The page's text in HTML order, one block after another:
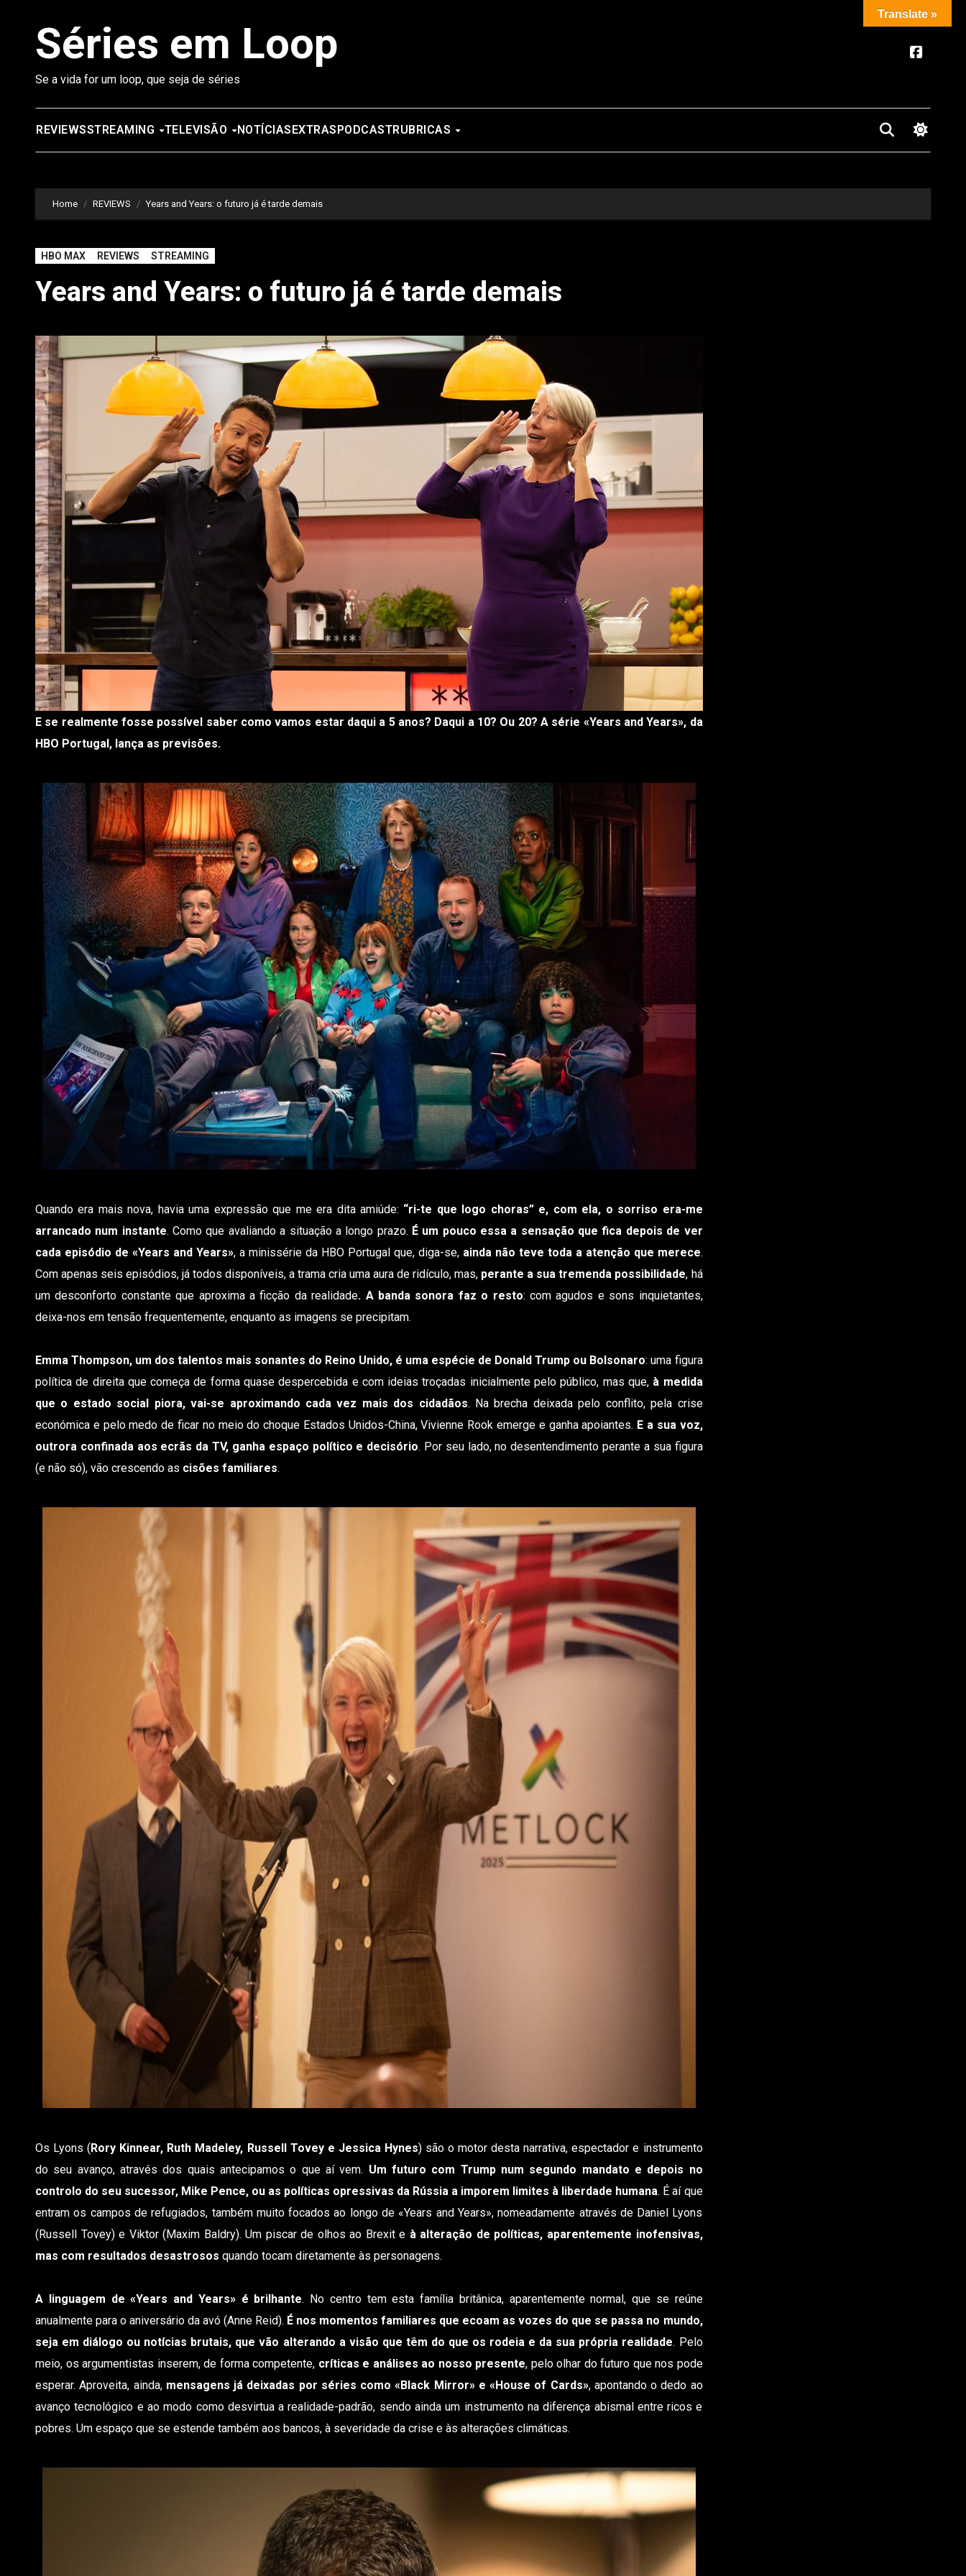
Séries em Loop
Se a vida for um loop, que seja de séries
REVIEWSSTREAMING TELEVISÃO NOTÍCIASEXTRASPODCASTRUBRICAS
Home REVIEWS Years and Years: o futuro já é tarde demais
HBO MAX REVIEWS STREAMING
Years and Years: o futuro já é tarde demais
E se realmente fosse possível saber como vamos estar daqui a 5 anos? Daqui a 10? Ou 20? A série «Years and Years», da
HBO Portugal, lança as previsões.
Quando era mais nova, havia uma expressão que me era dita amiúde: “ri-te que logo choras” e, com ela, o sorriso era-me
arrancado num instante. Como que avaliando a situação a longo prazo. É um pouco essa a sensação que fica depois de ver
cada episódio de «Years and Years», a minissérie da HBO Portugal que, diga-se,ainda não teve toda a atenção que merece.
Com apenas seis episódios, já todos disponíveis, a trama cria uma aura de ridículo, mas, perante a sua tremenda possibilidade, há
um desconforto constante que aproxima a ficção da realidade. A banda sonora faz o resto: com agudos e sons inquietantes,
deixa-nos em tensão frequentemente, enquanto as imagens se precipitam.
Emma Thompson, um dos talentos mais sonantes do Reino Unido, é uma espécie de Donald Trump ou Bolsonaro: uma figura
política de direita que começa de forma quase despercebida e com ideias troçadas inicialmente pelo público, mas que, à medida
que o estado social piora, vai-se aproximando cada vez mais dos cidadãos. Na brecha deixada pelo conflito, pela crise
económica e pelo medo de ficar no meio do choque Estados Unidos-China, Vivienne Rook emerge e ganha apoiantes. E a sua voz,
outrora confinada aos ecrãs da TV, ganha espaço político e decisório. Por seu lado, no desentendimento perante a sua figura
(e não só), vão crescendo as cisões familiares.
Os Lyons ( Rory Kinnear, Ruth Madeley, Russell Tovey e Jessica Hynes) são o motor desta narrativa, espectador e instrumento
do seu avanço, através dos quais antecipamos o que aí vem. Um futuro com Trump num segundo mandato e depois no
controlo do seu sucessor, Mike Pence, ou as políticas opressivas da Rússia a imporem limites à liberdade humana. É aí que
entram os campos de refugiados, também muito focados ao longo de «Years and Years», nomeadamente através de Daniel Lyons
(Russell Tovey) e Viktor (Maxim Baldry). Um piscar de olhos ao Brexit e à alteração de políticas, aparentemente inofensivas,
mas com resultados desastrosos quando tocam diretamente às personagens.
A linguagem de «Years and Years» é brilhante. No centro tem esta família britânica, aparentemente normal, que se reúne
anualmente para o aniversário da avó (Anne Reid). É nos momentos familiares que ecoam as vozes do que se passa no mundo,
seja em diálogo ou notícias brutais, que vão alterando a visão que têm do que os rodeia e da sua própria realidade. Pelo
meio, os argumentistas inserem, de forma competente, críticas e análises ao nosso presente, pelo olhar do futuro que nos pode
esperar. Aproveita, ainda, mensagens já deixadas por séries como «Black Mirror» e «House of Cards», apontando o dedo ao
avanço tecnológico e ao modo como desvirtua a realidade-padrão, sendo ainda um instrumento na diferença abismal entre ricos e
pobres. Um espaço que se estende também aos bancos, à severidade da crise e às alterações climáticas.
Translate »